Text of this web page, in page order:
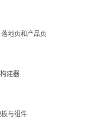
地页和产品页
建器
与组件